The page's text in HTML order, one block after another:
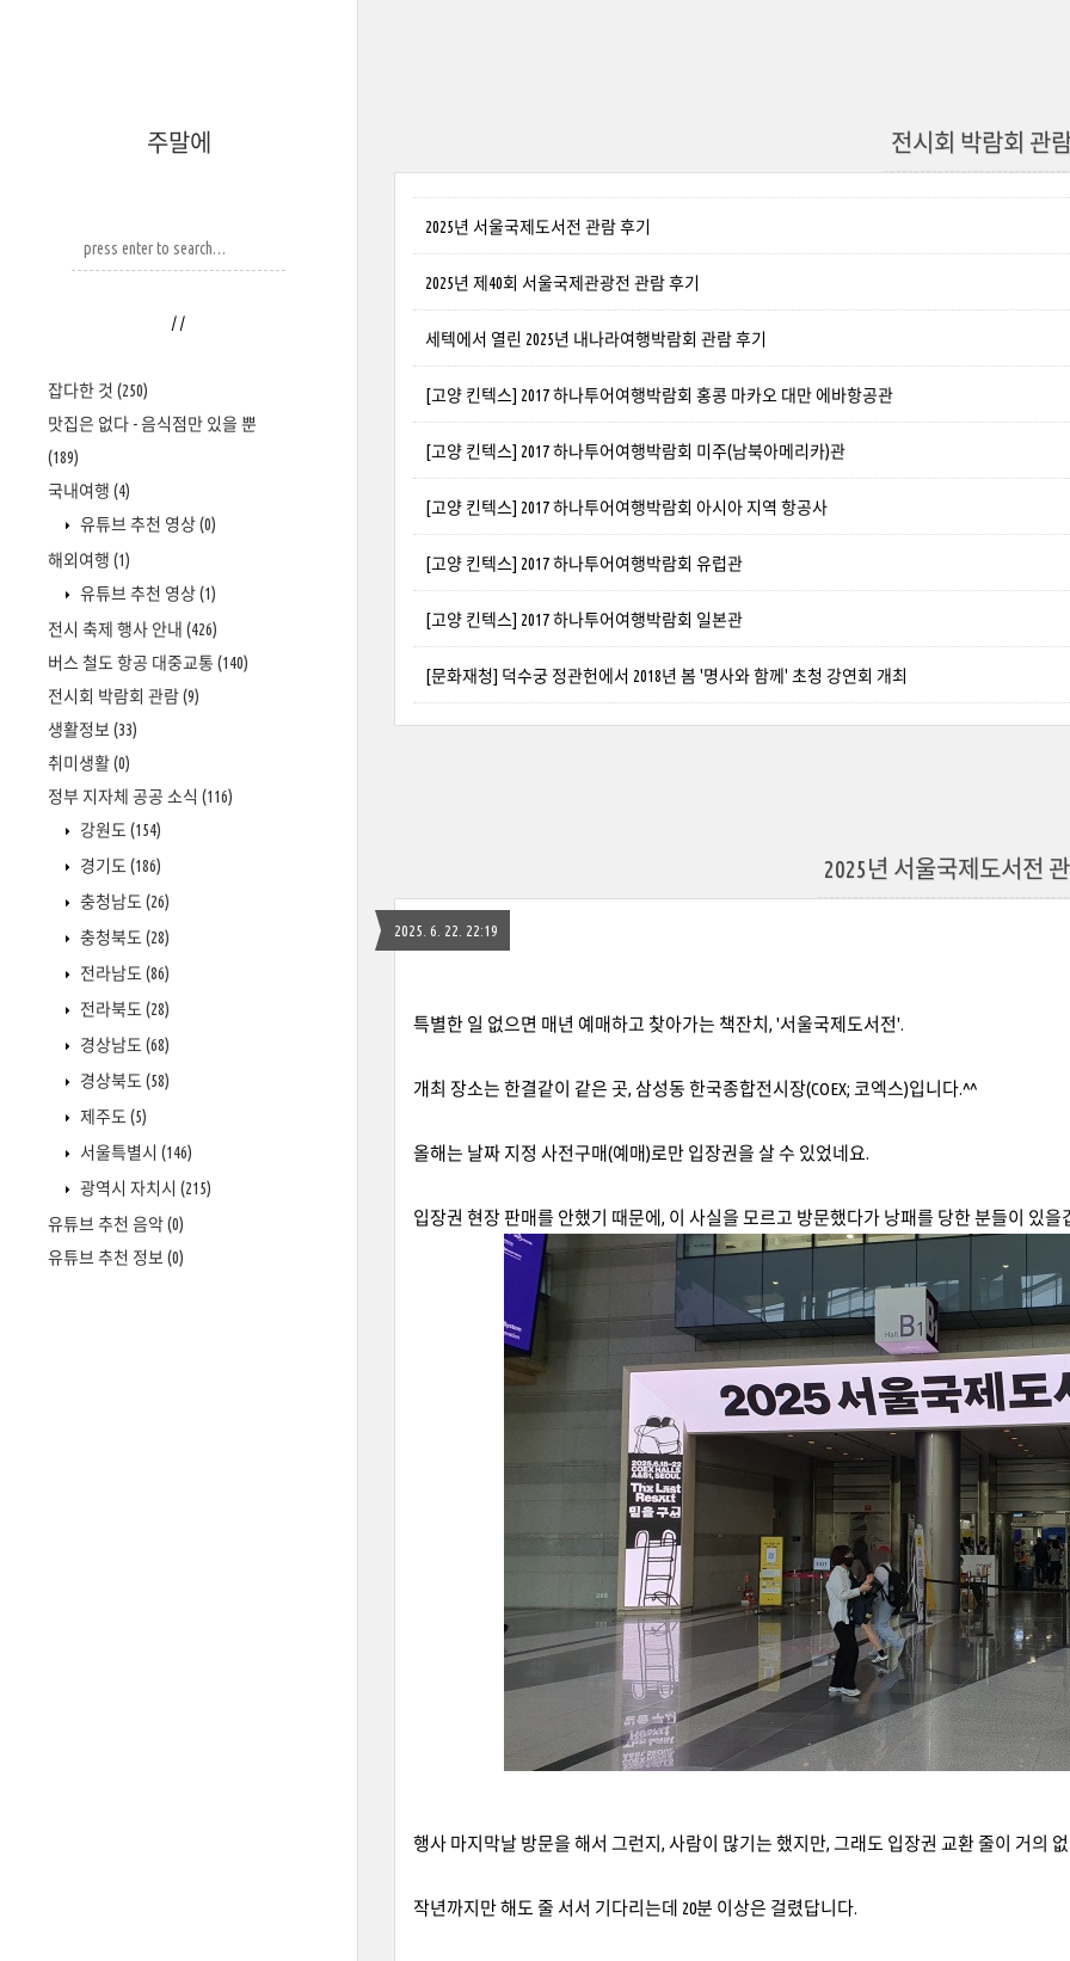
주말에
/ /
잡다한 것 (250)
맛집은 없다 - 음식점만 있을 뿐
(189)
국내여행 (4)
유튜브 추천 영상(0)
해외여행 (1)
유튜브 추천 영상(1)
전시 축제 행사 안내 (426)
버스 철도 항공 대중교통 (140)
전시회 박람회 관람(9)
생활정보 (33)
취미생활(0)
정부 지자체 공공 소식 (116)
강원도 (154)
경기도 (186)
충청남도 (26)
충청북도 (28)
전라남도 (86)
전라북도 (28)
경상남도 (68)
경상북도 (58)
제주도 (5)
서울특별시 (146)
광역시 자치시 (215)
유튜브 추천 음악(0)
유튜브 추천 정보 (0)
전시회 박람회 관
2025년 서울국제도서전 관람 후기
2025년 제40회 서울국제관광전 관람 후기
세텍에서 열린 2025년 내나라여행박람회 관람 후기
[고양 킨텍스] 2017 하나투어여행박람회 홍콩 마카오 대만 에바항공관
[고양 킨텍스] 2017 하나투어여행박람회 미주(남북아메리카)관
[고양 킨텍스] 2017 하나투어여행박람회 아시아 지역 항공사
[고양 킨텍스] 2017 하나투어여행박람회 유럽관
[고양 킨텍스] 2017 하나투어여행박람회 일본관
[문화재청] 덕수궁 정관헌에서 2018년 봄 '명사와 함께' 초청 강연회 개최
2025년 서울국제도서전
2025. 6. 22. 22:19
특별한 일 없으면 매년 예매하고 찾아가는 책잔치, '서울국제도서전'.
개최 장소는 한결같이 같은 곳, 삼성동 한국종합전시장(COEX; 코엑스)입니다.^^
올해는 날짜 지정 사전구매(예매)로만 입장권을 살 수 있었네요.
입장권 현장 판매를 안했기 때문에, 이 사실을 모르고 방문했다가 낭패를 당한 분들이 있을
행사 마지막날 방문을 해서 그런지, 사람이 많기는 했지만, 그래도 입장권 교환 줄이 거의
작년까지만 해도 줄 서서 기다리는데 20분 이상은 걸렸답니다.